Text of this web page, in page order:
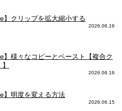
】クリップを拡大縮小する
2026.06.16
】様々なコピーとペースト【複合ク
2026.06.16
】明度を変える方法
2026.06.15